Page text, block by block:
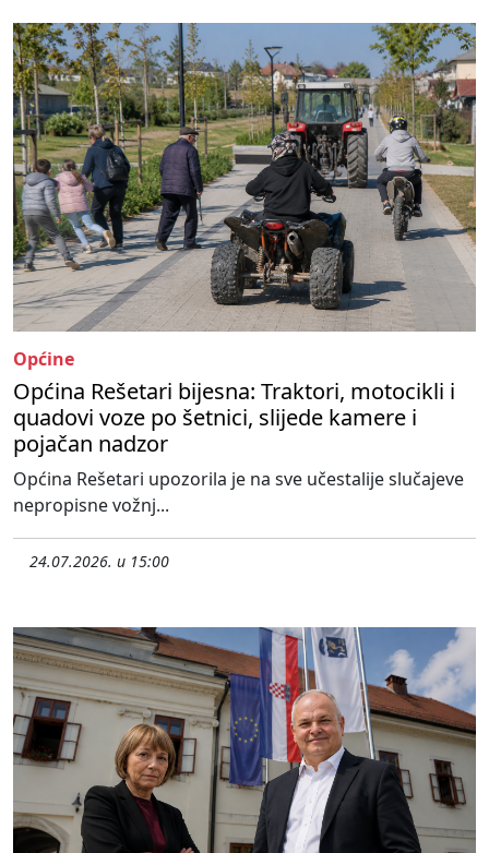
Općine
Općina Rešetari bijesna: Traktori, motocikli i
quadovi voze po šetnici, slijede kamere i
pojačan nadzor
Općina Rešetari upozorila je na sve učestalije slučajeve
nepropisne vožnj...
24.07.2026. u 15:00